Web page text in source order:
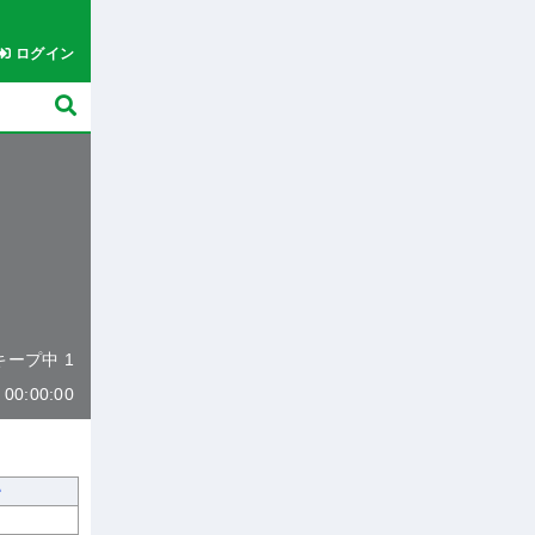
ログイン
ープ中 1
00:00:00